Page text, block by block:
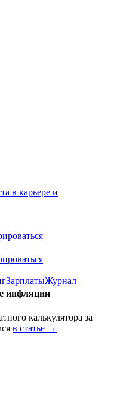
в карьере и
ЗарплатыЖурнал
инфляции
калькулятора за
в статье →